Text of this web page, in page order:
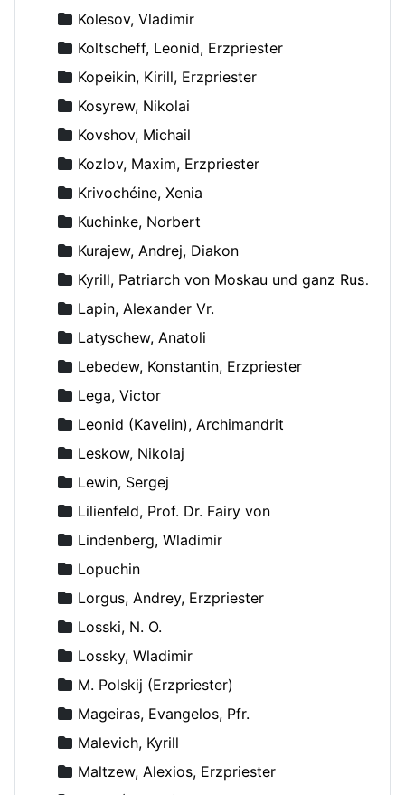
Kolesov, Vladimir
Koltscheff, Leonid, Erzpriester
Kopeikin, Kirill, Erzpriester
Kosyrew, Nikolai
Kovshov, Michail
Kozlov, Maxim, Erzpriester
Krivochéine, Xenia
Kuchinke, Norbert
Kurajew, Andrej, Diakon
Kyrill, Patriarch von Moskau und ganz Russland
Lapin, Alexander Vr.
Latyschew, Anatoli
Lebedew, Konstantin, Erzpriester
Lega, Victor
Leonid (Kavelin), Archimandrit
Leskow, Nikolaj
Lewin, Sergej
Lilienfeld, Prof. Dr. Fairy von
Lindenberg, Wladimir
Lopuchin
Lorgus, Andrey, Erzpriester
Losski, N. O.
Lossky, Wladimir
M. Polskij (Erzpriester)
Mageiras, Evangelos, Pfr.
Malevich, Kyrill
Maltzew, Alexios, Erzpriester